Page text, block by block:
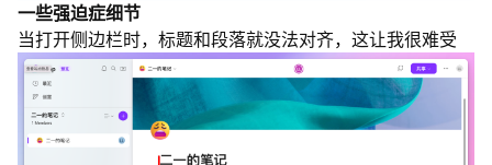
一些强迫症细节
当打开侧边栏时，标题和段落就没法对齐，这让我很难受